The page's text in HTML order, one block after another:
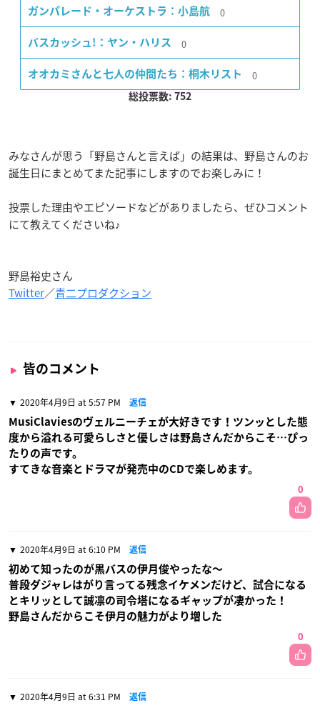
ガンパレード・オーケストラ：小島航 0
バスカッシュ!：ヤン・ハリス 0
オオカミさんと七人の仲間たち：桐木リスト 0
総投票数: 752
みなさんが思う「野島さんと言えば」の結果は、野島さんのお
誕生日にまとめてまた記事にしますのでお楽しみに！
投票した理由やエピソードなどがありましたら、ぜひコメント
にて教えてくださいね♪
野島裕史さん
Twitter／青二プロダクション
皆のコメント
2020年4月9日 at 5:57 PM 返信
MusiClaviesのヴェルニーチェが大好きです！ツンッとした態
度から溢れる可愛らしさと優しさは野島さんだからこそ…ぴっ
たりの声です。
すてきな音楽とドラマが発売中のCDで楽しめます。
0
2020年4月9日 at 6:10 PM 返信
初めて知ったのが黒バスの伊月俊やったな〜
普段ダジャレはがり言ってる残念イケメンだけど、試合になる
とキリッとして誠凛の司令塔になるギャップが凄かった！
野島さんだからこそ伊月の魅力がより増した
0
2020年4月9日 at 6:31 PM 返信